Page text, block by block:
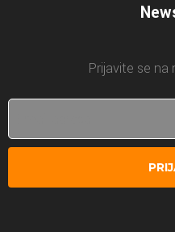
Prijavite se na